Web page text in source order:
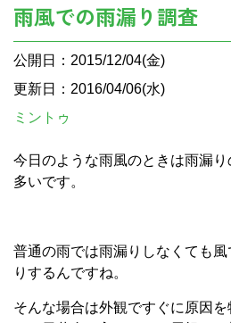
雨風での雨漏り調査
公開日：2015/12/04(金)
更新日：2016/04/06(水)
ミントゥ
今日のような雨風のときは雨漏
多いです。
普通の雨では雨漏りしなくても
りするんですね。
そんな場合は外観ですぐに原因